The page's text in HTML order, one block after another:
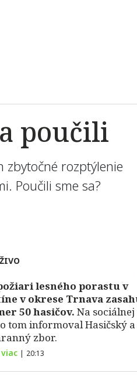
poučili
zbytočné rozptýlenie
Poučili sme sa?
lesného porastu v
v okrese Trnava
50 hasičov. Na sociálnej
tom informoval Hasičský a
zbor.
| 20:13